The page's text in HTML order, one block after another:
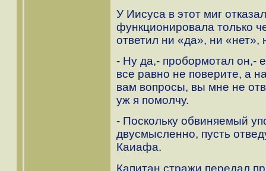
У Иисуса в этот миг
функционировала только
ответил ни «да», ни «нет»,
- Ну да,- пробормотал он,-
все равно не поверите, а
вам вопросы, вы мне не
уж я помолчу.
- Поскольку обвиняемый
двусмысленно, пусть
Каиафа.
Капитан стражи передал